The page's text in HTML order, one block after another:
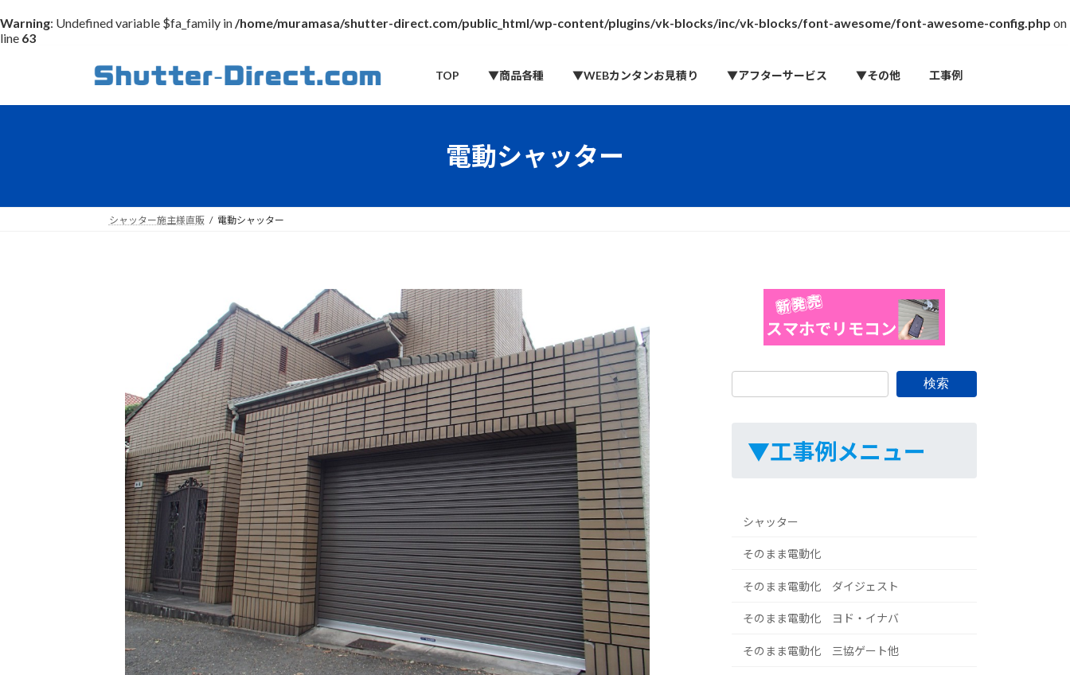
Warning: Undefined variable $fa_family in/home/muramasa/shutter-direct.com/public_html/wp-content/plugins/vk-blocks/inc/vk-blocks/font-awesome/font-awesome-config.php on
line 63
ッ
移
TOP ▼商品各種 ▼WEBカンタンお見積り ▼アフターサービス ▼その他 工事例
電動シャッター
シャッター施主様直販 電動シャッター
検索
▼工事例メニュー
シャッター
そのまま電動化
そのまま電動化 ダイジェスト
そのまま電動化 ヨド・イナバ
そのまま電動化 三協ゲート他